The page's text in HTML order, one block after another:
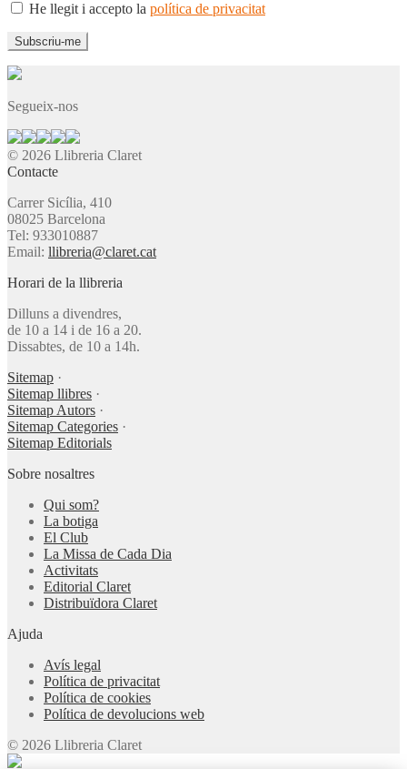
He llegit i accepto la política de privacitat
Segueix-nos
© 2026 Llibreria Claret
Contacte
Carrer Sicília, 410
08025 Barcelona
Tel: 933010887
Email: llibreria@claret.cat
Horari de la llibreria
Dilluns a divendres,
de 10 a 14 i de 16 a 20.
Dissabtes, de 10 a 14h.
Sitemap ·
Sitemap llibres ·
Sitemap Autors ·
Sitemap Categories ·
Sitemap Editorials
Sobre nosaltres
Qui som?
La botiga
El Club
La Missa de Cada Dia
Activitats
Editorial Claret
Distribuïdora Claret
Ajuda
Avís legal
Política de privacitat
Política de cookies
Política de devolucions web
© 2026 Llibreria Claret